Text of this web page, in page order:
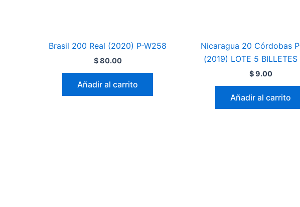
Brasil 200 Real (2020) P-W258
$80.00
Añadir al carrito
Nicaragua 20 Córdobas
(2019) LOTE 5 BILLETES
$9.00
Añadir al carrito